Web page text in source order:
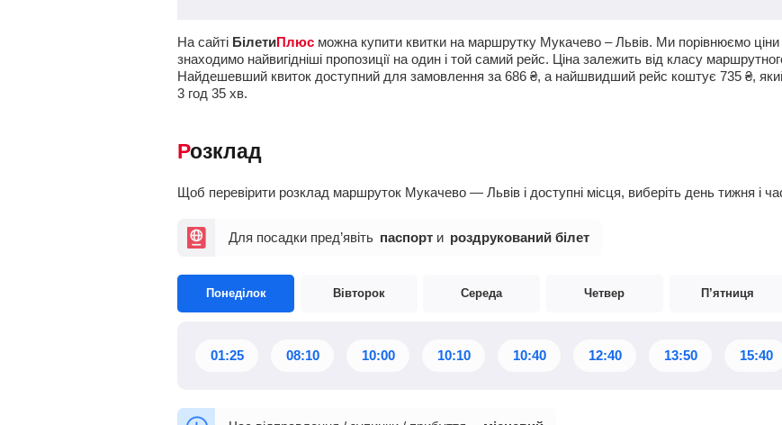
На сайті БілетиПлюс можна купити квитки на маршрутку Мукачево – Львів. Ми порівнюємо ціни
знаходимо найвигідніші пропозиції на один і той самий рейс. Ціна залежить від класу
Найдешевший квиток доступний для замовлення за 686 ₴, а найшвидший рейс коштує 735 ₴,
3 год 35 хв.
Розклад
Щоб перевірити розклад маршруток Мукачево — Львів і доступні місця, виберіть день тижня і
Для посадки пред’явіть паспорт и роздрукований білет
Понеділок Вівторок Середа Четвер П’ятниця
01:25 08:10 10:00 10:10 10:40 12:40 13:50 15:40